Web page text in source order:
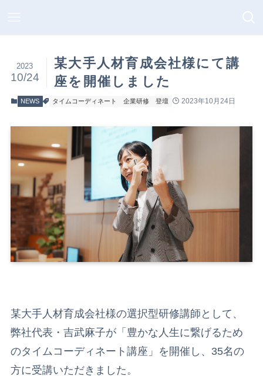
某大手人材育成会社様にて講
座を開催しました
2023
10/24
NEWS タイムコーディネート 企業研修 登壇 2023年10月24日
某大手人材育成会社様の選択型研修講師として、
弊社代表・吉武麻子が「豊かな人生に繋げるため
のタイムコーディネート講座」を開催し、35名の
方に受講いただきました。